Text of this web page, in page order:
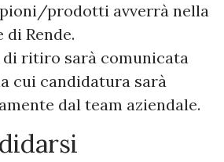
prodotti avverrà nella
Rende.
di ritiro sarà comunicata
cui candidatura sarà
dal team aziendale.